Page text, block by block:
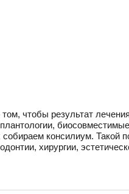
чтобы результат
консилиум. Такой
хирургии,